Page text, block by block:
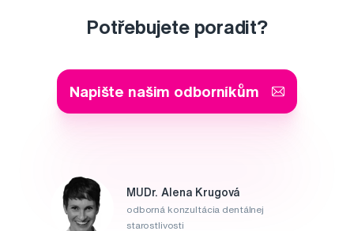
Potřebujete poradit?
Napište našim odborníkům
MUDr. Alena Krugová
odborná konzultácia dentálnej
starostlivosti